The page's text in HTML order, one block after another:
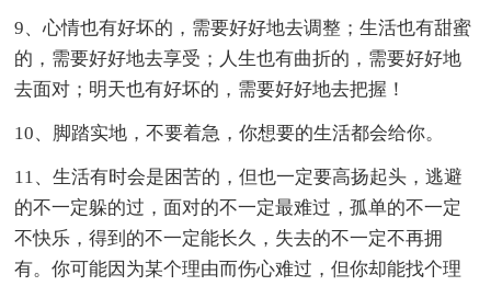
9、心情也有好坏的，需要好好地去调整；生活也有甜蜜
的，需要好好地去享受；人生也有曲折的，需要好好地
去面对；明天也有好坏的，需要好好地去把握！
10、脚踏实地，不要着急，你想要的生活都会给你。
11、生活有时会是困苦的，但也一定要高扬起头，逃避
的不一定躲的过，面对的不一定最难过，孤单的不一定
不快乐，得到的不一定能长久，失去的不一定不再拥
有。你可能因为某个理由而伤心难过，但你却能找个理